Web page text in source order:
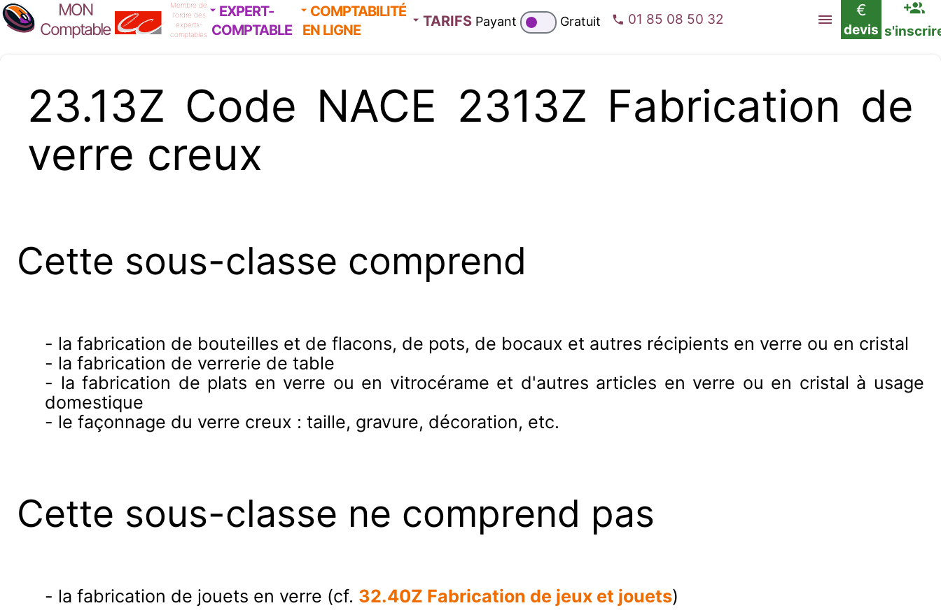
MON
Comptable
Membre de
l'ordre des
experts-
comptables
EXPERT-
COMPTABLE
COMPTABILITÉ
EN LIGNE
TARIFS Payant Gratuit 01 85 08 50 32
€
devis
23.13Z Code NACE 2313Z Fabrication de
verre creux
Cette sous-classe comprend
- la fabrication de bouteilles et de flacons, de pots, de bocaux et autres récipients en verre ou en cristal
- la fabrication de verrerie de table
- la fabrication de plats en verre ou en vitrocérame et d'autres articles en verre ou en cristal à usage
domestique
- le façonnage du verre creux : taille, gravure, décoration, etc.
Cette sous-classe ne comprend pas
- la fabrication de jouets en verre (cf. 32.40Z Fabrication de jeux et jouets)